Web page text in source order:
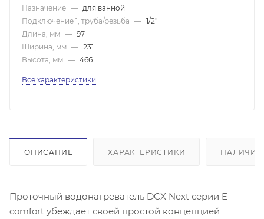
Назначение — для ванной
Подключение 1, труба/резьба — 1/2"
Длина, мм — 97
Ширина, мм — 231
Высота, мм — 466
Все характеристики
ОПИСАНИЕ ХАРАКТЕРИСТИКИ НАЛИЧИЕ
Проточный водонагреватель DCX Next серии E
comfort убеждает своей простой концепцией